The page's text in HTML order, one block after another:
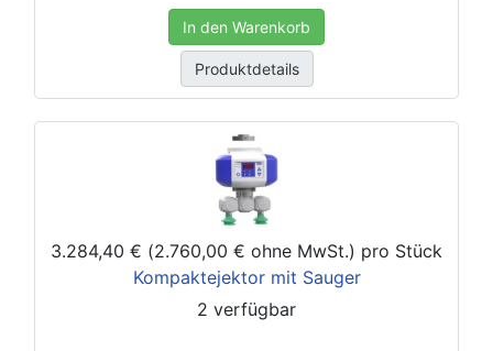
In den Warenkorb
Produktdetails
3.284,40 € (2.760,00 € ohne MwSt.) pro Stück
Kompaktejektor mit Sauger
2 verfügbar